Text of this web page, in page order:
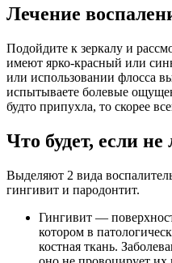
Лечение
Подойдите к зеркалу и
имеют ярко-красный или
или использовании флосса
испытываете болевые
будто припухла, то скорее
Что будет, если
Выделяют 2 вида
гингивит и пародонтит.
Гингивит —
котором в
костная ткань.